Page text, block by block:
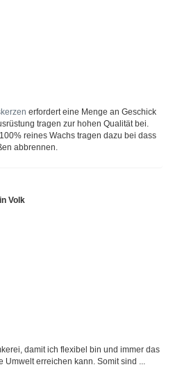
erfordert eine Menge an Geschick
tragen zur hohen Qualität bei.
reines Wachs tragen dazu bei dass
abbrennen.
Volk
damit ich flexibel bin und immer das
Umwelt erreichen kann. Somit sind ...